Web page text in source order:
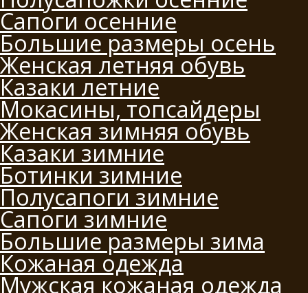
Сапоги осенние
Большие размеры осень
Женская летняя обувь
Казаки летние
Мокасины, топсайдеры
Женская зимняя обувь
Казаки зимние
Ботинки зимние
Полусапоги зимние
Сапоги зимние
Большие размеры зима
Кожаная одежда
Мужская кожаная одежда